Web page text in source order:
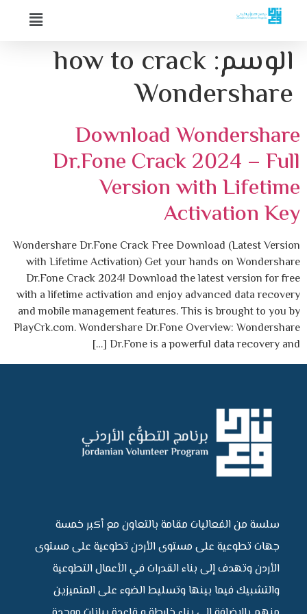
الوسم: how to crack
Wondershare
Download Wondershare
Dr.Fone Crack 2024 – Full
Version with Lifetime
Activation Key
Wondershare Dr.Fone Crack Free Download (Latest Version
with Lifetime Activation) Get your hands on Wondershare
Dr.Fone Crack 2024! Download the latest version for free
with a lifetime activation and enjoy advanced data recovery
and mobile management features. This is brought to you by
PlayCrk.com. Wondershare Dr.Fone Overview: Wondershare
Dr.Fone is a powerful data recovery and […]
سلسة من الفعاليات مقامة بالتعاون مع أكبر خمسة
جهات تطوعية على مستوى الأردن تطوعية على مستوى
الأردن وتهدف إلى بناء القدرات في الأعمال التطوعية
والتشبيك فيما بينها وتسليط الضوء على المتميزين